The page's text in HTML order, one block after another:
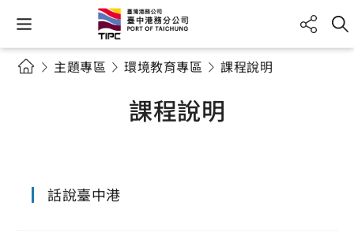
主題專區 環境教育專區 課程說明
課程說明
話說臺中港